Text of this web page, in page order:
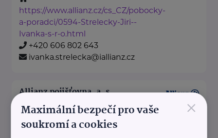
https://www.allianz.cz/cs_CZ/pobocky-
a-poradci/0594-Strelecky-Jiri--
Ivanka-s-r-o.html
+420 606 802 643
ivanka.strelecka@iallianz.cz
Allianz pojišťovna, a. s.
Nádražní 279/16 Vyškov
Na našich obchodních místech
×
Maximální bezpečí pro vaše
soukromí a cookies